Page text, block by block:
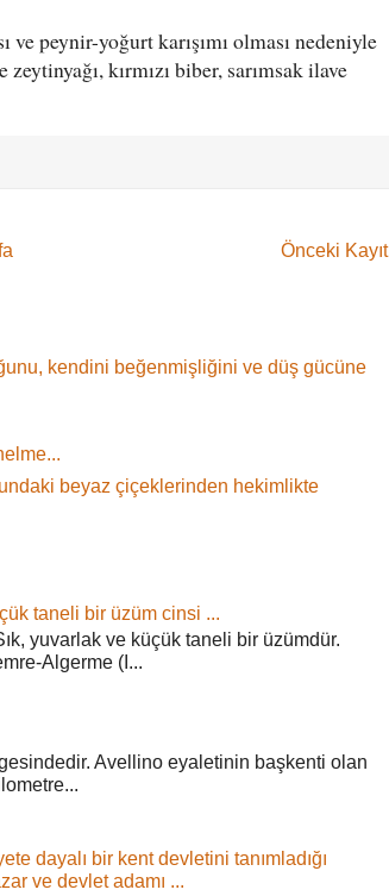
ve peynir-yoğurt karışımı olması nedeniyle
kırmızı biber, sarımsak ilave
Önceki Kayıt
kendini beğenmişliğini ve düş gücüne
beyaz çiçeklerinden hekimlikte
taneli bir üzüm cinsi ...
yuvarlak ve küçük taneli bir üzümdür.
Algerme (I...
Avellino eyaletinin başkenti olan
dayalı bir kent devletini tanımladığı
ve devlet adamı ...